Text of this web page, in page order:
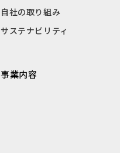
自社の取り組み
サステナビリティ
事業内容